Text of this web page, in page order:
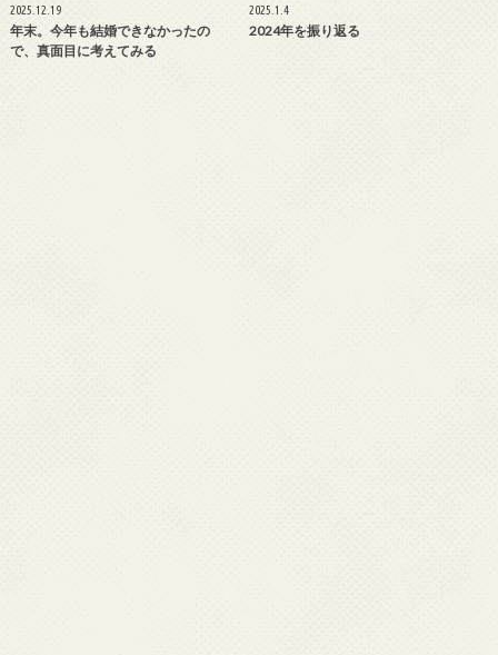
2025.12.19
年末。今年も結婚できなかったの
で、真面目に考えてみる
2025.1.4
2024年を振り返る